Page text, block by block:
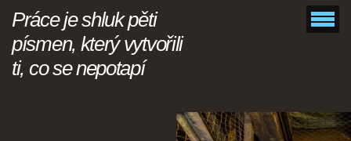
Práce je shluk pěti
písmen, který vytvořili
ti, co se nepotapí